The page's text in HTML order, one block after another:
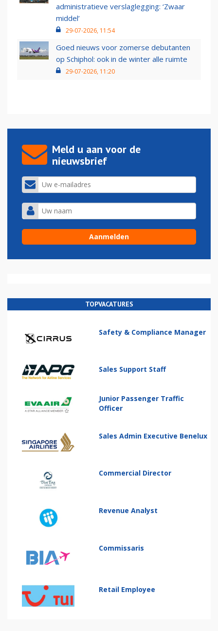
administratieve verslaglegging: ‘Zwaar
middel’
29-07-2026, 11:54
Goed nieuws voor zomerse debutanten
op Schiphol: ook in de winter alle ruimte
29-07-2026, 11:20
Meld u aan voor de
nieuwsbrief
TOPVACATURES
Safety & Compliance Manager
Sales Support Staff
Junior Passenger Traffic
Officer
Sales Admin Executive Benelux
Commercial Director
Revenue Analyst
Commissaris
Retail Employee